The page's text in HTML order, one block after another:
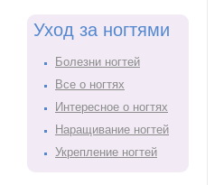
Уход за ногтями
Болезни ногтей
Все о ногтях
Интересное о ногтях
Наращивание ногтей
Укрепление ногтей